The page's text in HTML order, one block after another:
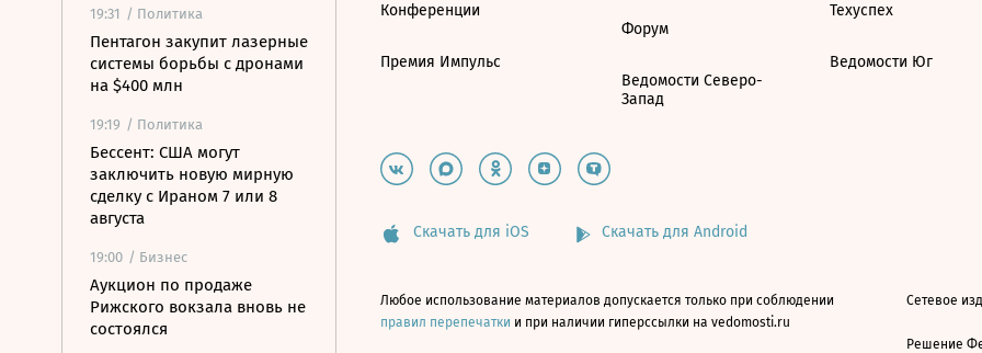
19:31 / Политика
Пентагон закупит лазерные
системы борьбы с дронами
на $400 млн
19:19 / Политика
Бессент: США могут
заключить новую мирную
сделку с Ираном 7 или 8
августа
19:00 / Бизнес
Аукцион по продаже
Рижского вокзала вновь не
состоялся
Конференции
Премия Импульс
Форум
Ведомости Северо-
Запад
Техуспех
Ведомости Юг
Скачать для iOS Скачать для Android
Любое использование материалов допускается только при соблюдении
правил перепечатки и при наличии гиперссылки на vedomosti.ru
Сетевое
Решение